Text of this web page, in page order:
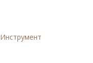
Инструмент